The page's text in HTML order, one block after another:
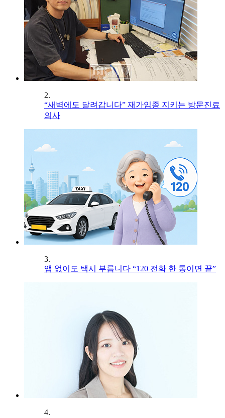
2.
“새벽에도 달려갑니다” 재가임종 지키는 방문진료
의사
3.
앱 없이도 택시 부릅니다 “120 전화 한 통이면 끝”
4.